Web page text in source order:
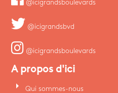
@icigrandsboulevards
@icigrandsbvd
@icigrandsboulevards
A propos d'ici
arrow_right Qui sommes-nous